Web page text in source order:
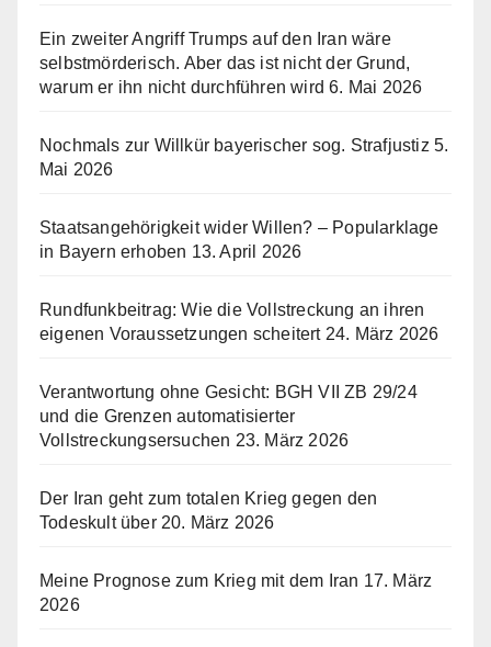
Ein zweiter Angriff Trumps auf den Iran wäre
selbstmörderisch. Aber das ist nicht der Grund,
warum er ihn nicht durchführen wird 6. Mai 2026
Nochmals zur Willkür bayerischer sog. Strafjustiz 5.
Mai 2026
Staatsangehörigkeit wider Willen? – Popularklage
in Bayern erhoben 13. April 2026
Rundfunkbeitrag: Wie die Vollstreckung an ihren
eigenen Voraussetzungen scheitert 24. März 2026
Verantwortung ohne Gesicht: BGH VII ZB 29/24
und die Grenzen automatisierter
Vollstreckungsersuchen 23. März 2026
Der Iran geht zum totalen Krieg gegen den
Todeskult über 20. März 2026
Meine Prognose zum Krieg mit dem Iran 17. März
2026